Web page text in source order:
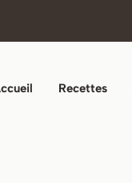
Recettes